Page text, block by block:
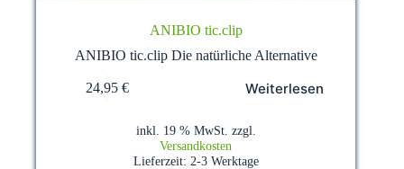
ANIBIO tic.clip
ANIBIO tic.clip Die natürliche Alternative
24,95 € Weiterlesen
inkl. 19 % MwSt. zzgl.
Versandkosten
Lieferzeit: 2-3 Werktage